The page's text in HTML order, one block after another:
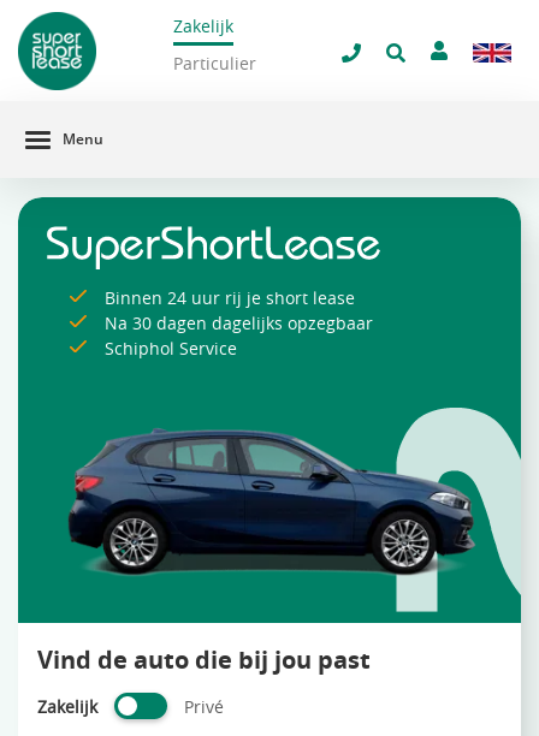
Zakelijk
Particulier
Menu
Binnen 24 uur rij je short lease
Na 30 dagen dagelijks opzegbaar
Schiphol Service
Vind de auto die bij jou past
Zakelijk
Privé